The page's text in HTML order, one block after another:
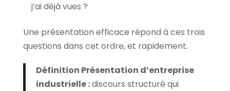
j’ai déjà vues ?
Une présentation efficace répond à ces trois
questions dans cet ordre, et rapidement.
Définition Présentation d’entreprise
industrielle :discours structuré qui